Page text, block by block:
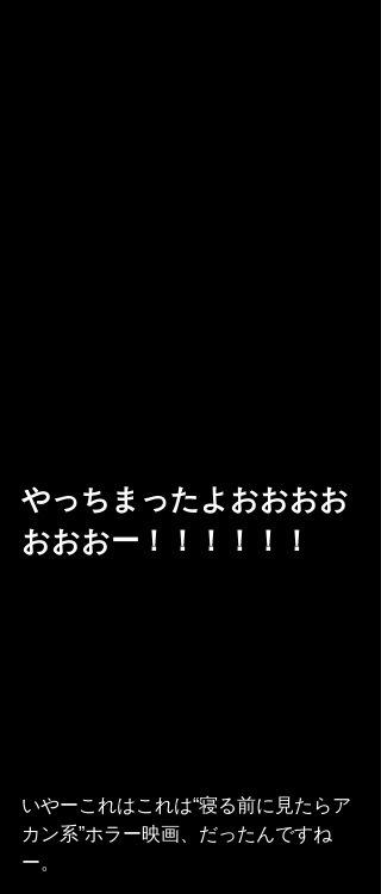
やっちまったよおおおお
おおおー！！！！！！
いやーこれはこれは“寝る前に見たらア
カン系”ホラー映画、だったんですね
ー。